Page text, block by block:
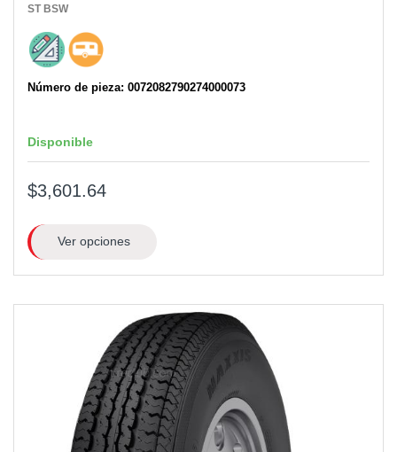
ST BSW
Número de pieza: 0072082790274000073
Disponible
$3,601.64
Ver opciones